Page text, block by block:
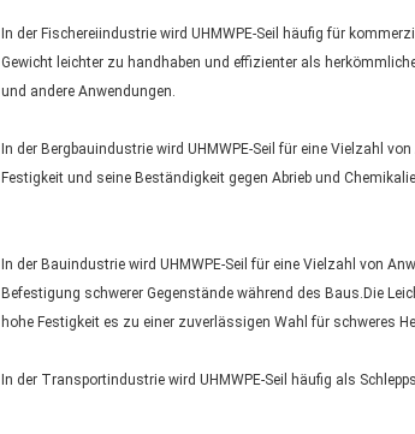
In der Fischereiindustrie wird UHMWPE-Seil häufig für
Gewicht leichter zu handhaben und effizienter als
und andere Anwendungen.
In der Bergbauindustrie wird UHMWPE-Seil für eine Vielzahl
Festigkeit und seine Beständigkeit gegen Abrieb und
In der Bauindustrie wird UHMWPE-Seil für eine Vielzahl von
Befestigung schwerer Gegenstände während des Baus.Die
hohe Festigkeit es zu einer zuverlässigen Wahl für schweres
In der Transportindustrie wird UHMWPE-Seil häufig als